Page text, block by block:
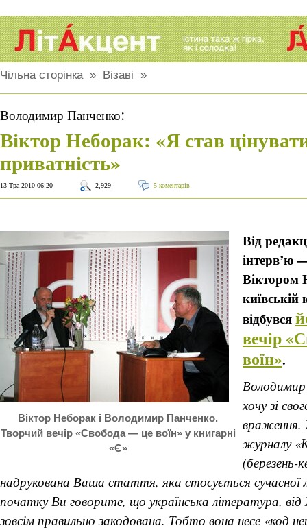
Чільна сторінка» Візаві »
Володимир Панченко:
Віктор Неборак: «Я став
приватність»
13 Тра 2010 06:20 2,929 5 коментарів
Віктор Неборак і Володимир Панченко.
Творчий вечір «Свобода — це воїн» у книгарні
«Є»
Від
інтерв’ю
Віктором
київській
відбувся
вечір
воїн».
хочу зі
враження.
журналу
(березень-
надрукована Ваша стаття, яка стосується
початку Ви говорите, що українська література,
зовсім правильно закодована. Тобто вона несе «код